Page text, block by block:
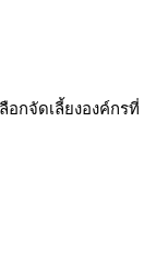
อกจัดเลี้ยงองค์กรที่